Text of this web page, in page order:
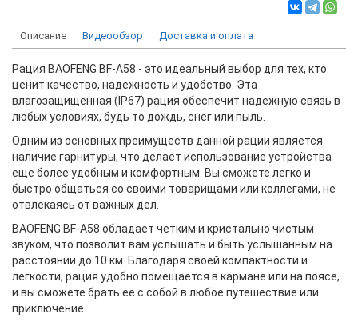
Описание Видеообзор Доставка и оплата
Рация BAOFENG BF-A58 - это идеальный выбор для тех, кто
ценит качество, надежность и удобство. Эта
влагозащищенная (IP67) рация обеспечит надежную связь в
любых условиях, будь то дождь, снег или пыль.
Одним из основных преимуществ данной рации является
наличие гарнитуры, что делает использование устройства
еще более удобным и комфортным. Вы сможете легко и
быстро общаться со своими товарищами или коллегами, не
отвлекаясь от важных дел.
BAOFENG BF-A58 обладает четким и кристально чистым
звуком, что позволит вам услышать и быть услышанным на
расстоянии до 10 км. Благодаря своей компактности и
легкости, рация удобно помещается в кармане или на поясе,
и вы сможете брать ее с собой в любое путешествие или
приключение.